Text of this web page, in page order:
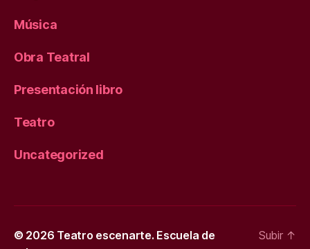
Música
Obra Teatral
Presentación libro
Teatro
Uncategorized
© 2026 Teatro escenarte. Escuela de
Subir ↑